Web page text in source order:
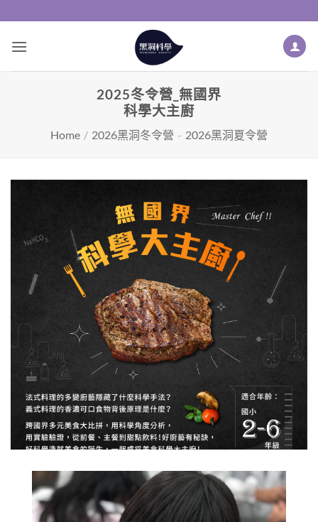
to
content
2025冬令營_無國界
科學大主廚
Home / 2026黑洞冬令營 - 2026黑洞夏令營